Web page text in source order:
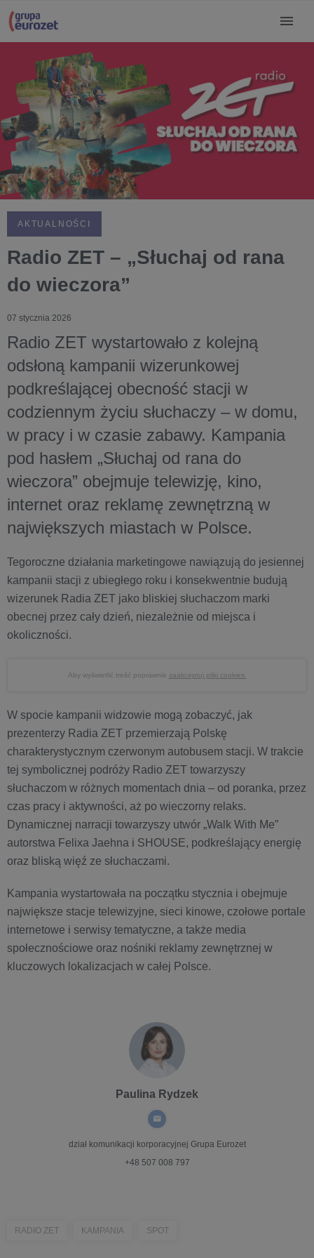
AKTUALNOŚCI
Radio ZET – „Słuchaj od rana
do wieczora”
07 stycznia 2026
Radio ZET wystartowało z kolejną
odsłoną kampanii wizerunkowej
podkreślającej obecność stacji w
codziennym życiu słuchaczy – w domu,
w pracy i w czasie zabawy. Kampania
pod hasłem „Słuchaj od rana do
wieczora” obejmuje telewizję, kino,
internet oraz reklamę zewnętrzną w
największych miastach w Polsce.
Tegoroczne działania marketingowe nawiązują do jesiennej
kampanii stacji z ubiegłego roku i konsekwentnie budują
wizerunek Radia ZET jako bliskiej słuchaczom marki
obecnej przez cały dzień, niezależnie od miejsca i
okoliczności.
Aby wyświetlić treść poprawnie zaakceptuj pliki cookies.
W spocie kampanii widzowie mogą zobaczyć, jak
prezenterzy Radia ZET przemierzają Polskę
charakterystycznym czerwonym autobusem stacji. W trakcie
tej symbolicznej podróży Radio ZET towarzyszy
słuchaczom w różnych momentach dnia – od poranka, przez
czas pracy i aktywności, aż po wieczorny relaks.
Dynamicznej narracji towarzyszy utwór „Walk With Me”
autorstwa Felixa Jaehna i SHOUSE, podkreślający energię
oraz bliską więź ze słuchaczami.
Kampania wystartowała na początku stycznia i obejmuje
największe stacje telewizyjne, sieci kinowe, czołowe portale
internetowe i serwisy tematyczne, a także media
społecznościowe oraz nośniki reklamy zewnętrznej w
kluczowych lokalizacjach w całej Polsce.
Paulina Rydzek
dział komunikacji korporacyjnej Grupa Eurozet
+48 507 008 797
RADIO ZET KAMPANIA SPOT